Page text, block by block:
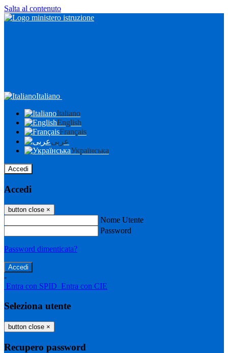
Salta al contenuto
Italiano
Italiano
English
Français
عربى
Українська
Accedi
Accedi
button close ×
Nome Utente
Password
Password dimenticata?
-
Entra con SPID Entra con CIE
Seleziona utente
button close ×
Recupero password